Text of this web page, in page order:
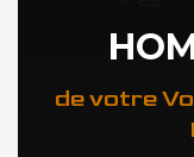
de votre